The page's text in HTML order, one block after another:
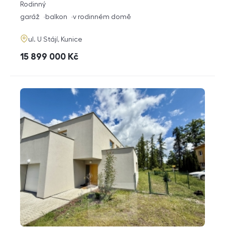
rozměry
dispozice
Rodinný
funkce
garáž balkon v rodinném domě
adresa
ul. U Stájí, Kunice
cena
15 899 000 Kč